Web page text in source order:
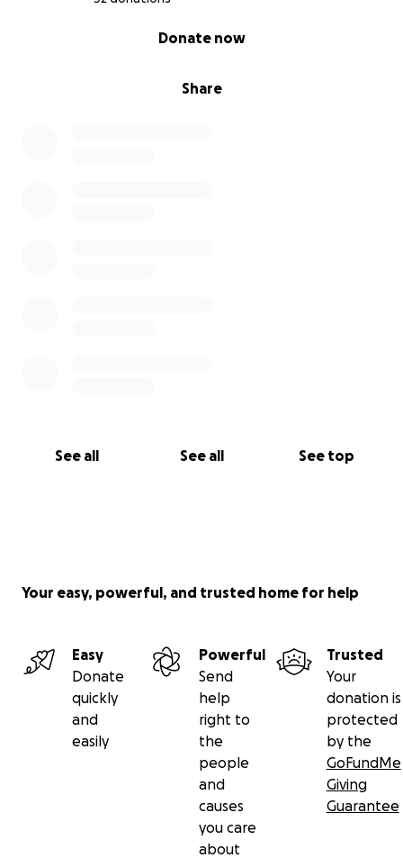
Share
Donate now
See all See all See top
Your easy, powerful, and trusted home for help
Easy
Donate
quickly
and
easily
Powerful
Send
help
right to
the
people
and
causes
you care
about
Trusted
Your
donation is
protected
by the
GoFundMe
Giving
Guarantee